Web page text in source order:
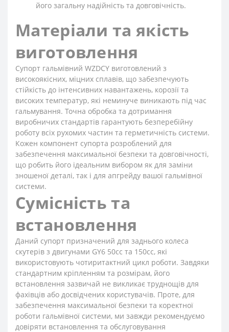
його загальну надійність та довговічність.
Матеріали та якість
виготовлення
Супорт гальмівний WZDCY виготовлений з
високоякісних, міцних сплавів, що забезпечують
стійкість до інтенсивних навантажень, корозії та
високих температур, які неминуче виникають під час
гальмування. Точна обробка та дотримання
виробничих стандартів гарантують безперебійну
роботу всіх рухомих частин та герметичність системи.
Кожен компонент супорта розроблений для
забезпечення максимальної безпеки та довговічності,
що робить його ідеальним вибором як для заміни
зношеної деталі, так і для апгрейду вашої гальмівної
системи.
Сумісність та
встановлення
Даний супорт призначений для заднього колеса
скутерів з двигунами GY6 50cc та 150cc, які
використовують чотиритактний цикл роботи. Завдяки
стандартним кріпленням та розмірам, його
встановлення зазвичай не викликає труднощів для
фахівців або досвідчених користувачів. Проте, для
забезпечення максимальної безпеки та коректної
роботи гальмівної системи, ми завжди рекомендуємо
довіряти встановлення та обслуговування